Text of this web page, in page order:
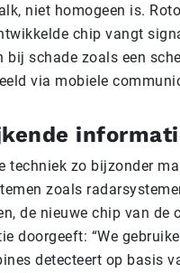
niet homogeen is.
chip vangt
bij schade zoals een
via mobiele
techniek zo bijzonder
zoals
de nieuwe chip van
doorgeeft: “We
detecteert op basis